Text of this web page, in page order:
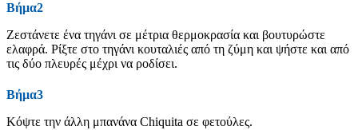
Βήμα2
Ζεστάνετε ένα τηγάνι σε μέτρια θερμοκρασία και βουτυρώστε
ελαφρά. Ρίξτε στο τηγάνι κουταλιές από τη ζύμη και ψήστε και από
τις δύο πλευρές μέχρι να ροδίσει.
Βήμα3
Κόψτε την άλλη μπανάνα Chiquita σε φετούλες.